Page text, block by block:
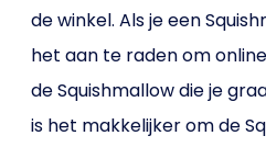
de winkel. Als je een
het aan te raden om
de Squishmallow die je
is het makkelijker om de